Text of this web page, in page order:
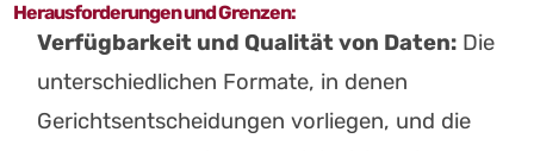
Herausforderungen und Grenzen:
Verfügbarkeit und Qualität von Daten: Die
unterschiedlichen Formate, in denen
Gerichtsentscheidungen vorliegen, und die